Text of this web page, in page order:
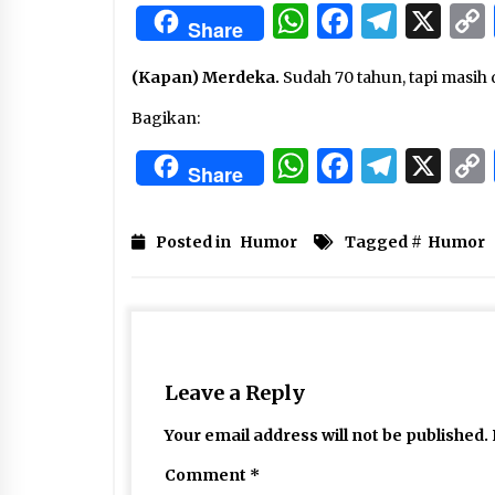
Menjadi Manusia Visioner dan
Said Muniruddin Beri Pelatihan
Motivasi untuk 179 Guru Diniyah
Share WhatsApp
X
(Kapan) Merdeka. Sudah 70 tahun, tapi
Bagikan:
Share WhatsApp
X
Posted in Humor Tagged # Humor
Leave a Reply
Your email address will not be published.
Comment *